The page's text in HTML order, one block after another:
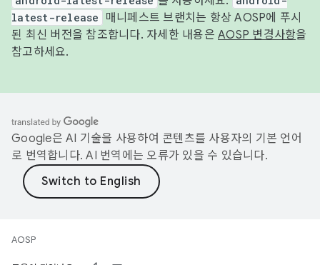
latest-release
매니페스트 브랜치는 항상 AOSP에 푸시
된 최신 버전을 참조합니다. 자세한 내용은 AOSP 변경사항을
참고하세요.
Google은 AI 기술을 사용하여 콘텐츠를 사용자의 기본 언어
로 번역합니다. AI 번역에는 오류가 있을 수 있습니다.
AOSP